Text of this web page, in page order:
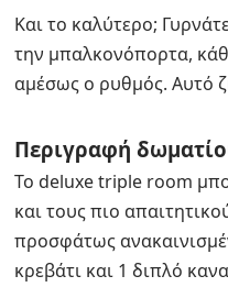
Και το καλύτερο;
την μπαλκονόπορτα,
αμέσως ο ρυθμός. Αυτό
Περιγραφή
To deluxe triple room
και τους πιο
προσφάτως
κρεβάτι και 1 διπλό